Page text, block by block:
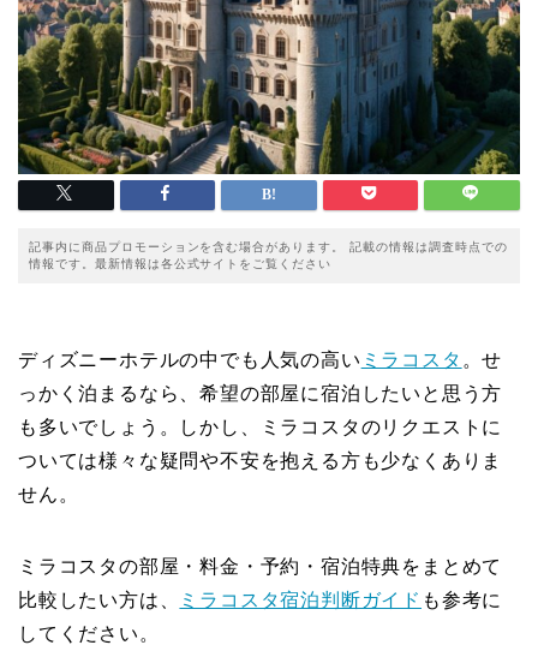
記事内に商品プロモーションを含む場合があります。 記載の情報は調査時点での
情報です。最新情報は各公式サイトをご覧ください
ディズニーホテルの中でも人気の高い ミラコスタ 。せ
っかく泊まるなら、希望の部屋に宿泊したいと思う方
も多いでしょう。しかし、ミラコスタのリクエストに
ついては様々な疑問や不安を抱える方も少なくありま
せん。
ミラコスタの部屋・料金・予約・宿泊特典をまとめて
比較したい方は、
ミラコスタ宿泊判断ガイド も参考に
してください。